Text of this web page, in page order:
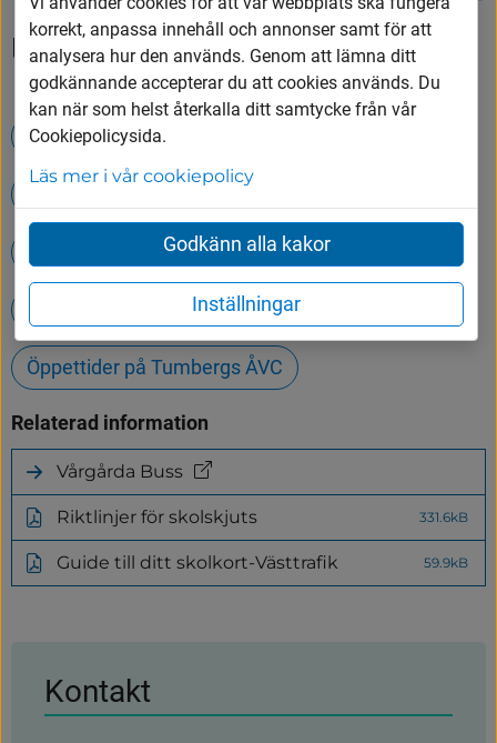
Upptäck mer
Evenemang
Lediga jobb i Vårgårda kommun
Jobba hos oss Våra utbildningar
Timvikarie i vår verksamhet
Öppettider på Tumbergs ÅVC
Relaterad information
Vårgårda Buss
(länk
till
annan
webbplats)
Riktlinjer för skolskjuts 331.6kB
(pdf,
331.6kB)
Guide till ditt skolkort-Västtrafik 59.9kB
(pdf,
59.9kB)
Kontakt
korrekt, anpassa innehåll och annonser samt för att
analysera hur den används. Genom att lämna ditt
godkännande accepterar du att cookies används. Du
kan när som helst återkalla ditt samtycke från vår
Cookiepolicysida.
Läs mer i vår cookiepolicy
Godkänn alla kakor
Inställningar